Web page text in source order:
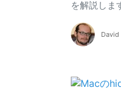
を解説しま
David